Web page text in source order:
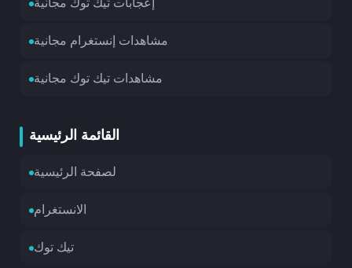
إعجابات تيك توك مجانية
مشاهدات إنستغرام مجانية
مشاهدات تيك توك مجانية
القائمة الرئيسية
لصفحة الرئيسية
الانستغرام
تيك توك